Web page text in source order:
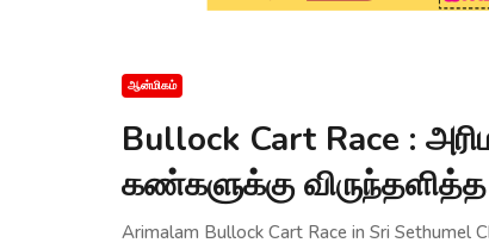
ஆன்மிகம்
Bullock Cart Race :
கண்களுக்கு விருந்தளித்த
Arimalam Bullock Cart Race in Sri Sethumel